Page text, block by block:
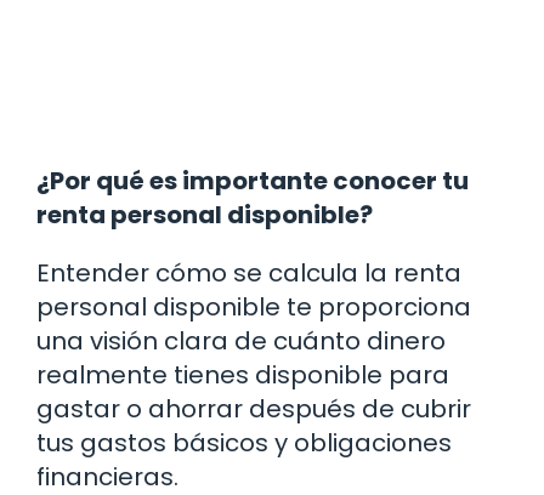
¿Por qué es importante conocer tu
renta personal disponible?
Entender cómo se calcula la renta
personal disponible te proporciona
una visión clara de cuánto dinero
realmente tienes disponible para
gastar o ahorrar después de cubrir
tus gastos básicos y obligaciones
financieras.